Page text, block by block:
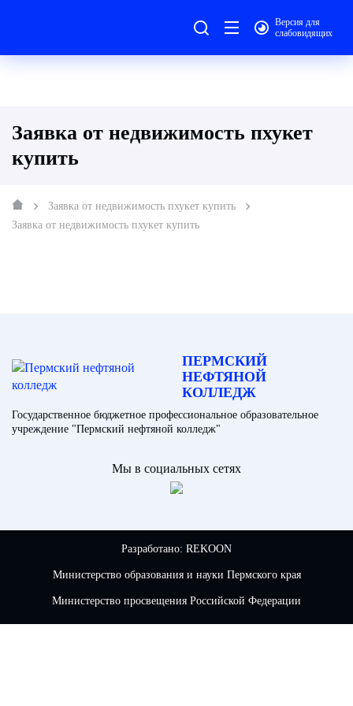
Версия для
слабовидящих
Заявка от недвижимость пхукет
купить
Заявка от недвижимость пхукет купить
Заявка от недвижимость пхукет купить
ПЕРМСКИЙ
НЕФТЯНОЙ
КОЛЛЕДЖ
Государственное бюджетное профессиональное образовательное
учреждение "Пермский нефтяной колледж"
Мы в социальных сетях
Разработано: REKOON
Министерство образования и науки Пермского края
Министерство просвещения Российской Федерации